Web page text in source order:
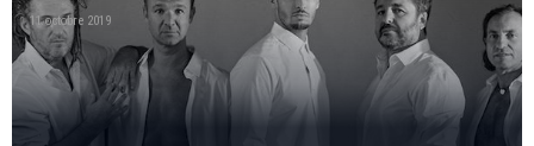
11 octobre 2019